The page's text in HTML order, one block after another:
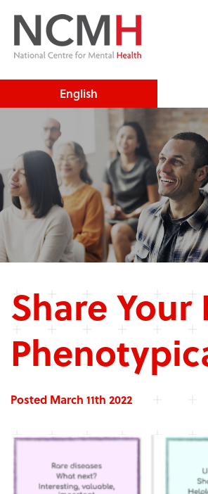
English
Share Your
Posted March 11th 2022